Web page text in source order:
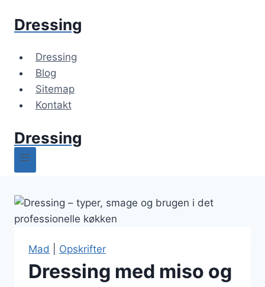
Dressing
Dressing
Blog
Sitemap
Kontakt
Dressing
Mad Opskrifter
Dressing med miso og